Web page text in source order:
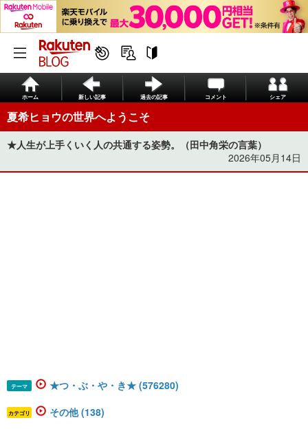
ホーム 新しい記事 過去の記事 コメント シェア
夏希ヒョウの世界へようこそ
★人生が上手くいく人の共通する姿勢。（田中角栄の言葉）
2026年05月14日
テーマ ★つ・ぶ・や・き★ (576280)
カテゴリ その他 (138)